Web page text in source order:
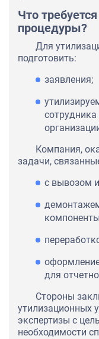
Что
процедуры?
Для
подготовить:
заявления;
Компания,
задачи,
с вывозом
для
Стороны
утилизационных
экспертизы с
необходимости